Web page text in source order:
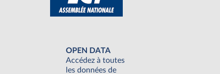
OPEN DATA
Accédez à toutes
les données de